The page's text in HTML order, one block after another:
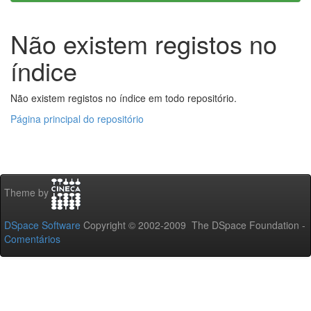
Não existem registos no
índice
Não existem registos no índice em todo repositório.
Página principal do repositório
Theme by
DSpace Software Copyright © 2002-2009 The DSpace Foundation -
Comentários